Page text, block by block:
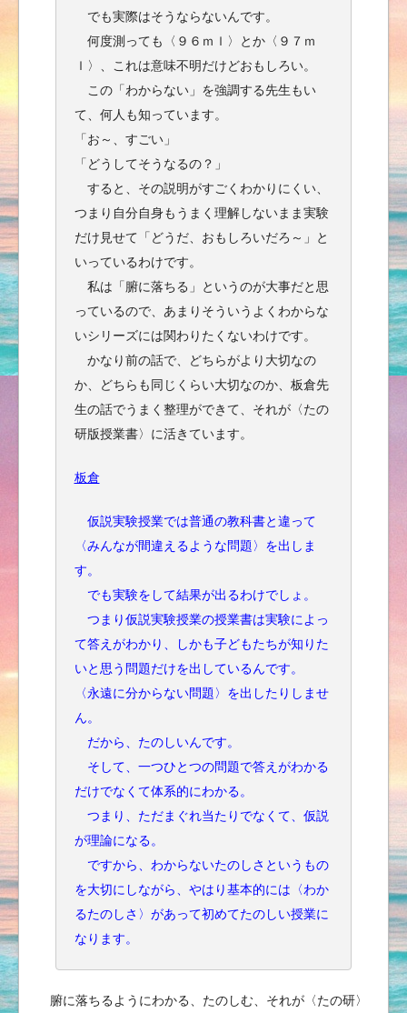
でも実際はそうならないんです。
何度測っても〈９６ｍｌ〉とか〈９７ｍ
ｌ〉、これは意味不明だけどおもしろい。
この「わからない」を強調する先生もい
て、何人も知っています。
「お～、すごい」
「どうしてそうなるの？」
すると、その説明がすごくわかりにくい、
つまり自分自身もうまく理解しないまま実験
だけ見せて「どうだ、おもしろいだろ～」と
いっているわけです。
私は「腑に落ちる」というのが大事だと思
っているので、あまりそういうよくわからな
いシリーズには関わりたくないわけです。
かなり前の話で、どちらがより大切なの
か、どちらも同じくらい大切なのか、板倉先
生の話でうまく整理ができて、それが〈たの
研版授業書〉に活きています。
板倉
仮説実験授業では普通の教科書と違って
〈みんなが間違えるような問題〉を出しま
す。
でも実験をして結果が出るわけでしょ。
つまり仮説実験授業の授業書は実験によっ
て答えがわかり、しかも子どもたちが知りた
いと思う問題だけを出しているんです。
〈永遠に分からない問題〉を出したりしませ
ん。
だから、たのしいんです。
そして、一つひとつの問題で答えがわかる
だけでなくて体系的にわかる。
つまり、ただまぐれ当たりでなくて、仮説
が理論になる。
ですから、わからないたのしさというもの
を大切にしながら、やはり基本的には〈わか
るたのしさ〉があって初めてたのしい授業に
なります。
腑に落ちるようにわかる、たのしむ、それが〈たの研〉